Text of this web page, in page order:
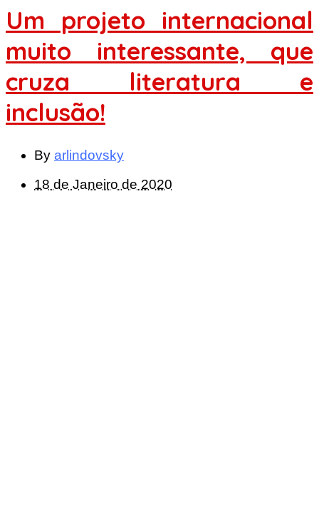
Um projeto internacional
muito interessante, que
cruza literatura e
inclusão!
By arlindovsky
18 de Janeiro de 2020